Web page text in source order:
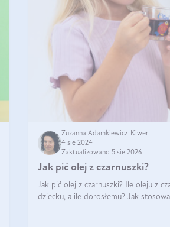
Zuzanna Adamkiewicz-Kiwer
4 sie 2024
Zaktualizowano 5 sie 2026
Jak pić olej z czarnuszki?
Jak pić olej z czarnuszki? Ile oleju z
dziecku, a ile dorosłemu? Jak